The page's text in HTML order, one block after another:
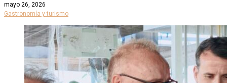
mayo 26, 2026
Gastronomía y turismo